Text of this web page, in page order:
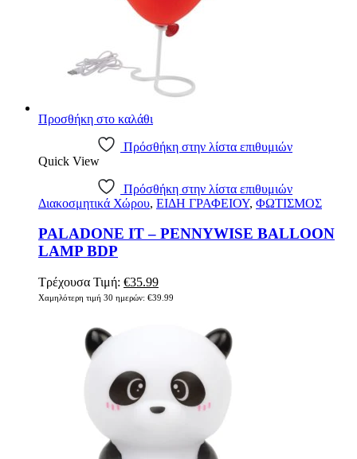
Προσθήκη στο καλάθι
Πρόσθήκη στην λίστα επιθυμιών
Quick View
Πρόσθήκη στην λίστα επιθυμιών
Διακοσμητικά Χώρου, ΕΙΔΗ ΓΡΑΦΕΙΟΥ, ΦΩΤΙΣΜΟΣ
PALADONE IT – PENNYWISE BALLOON
LAMP BDP
Τρέχουσα Τιμή: Original
price
€35.99Η
τρέχουσα
Χαμηλότερη τιμή 30 ημερών: €39.99